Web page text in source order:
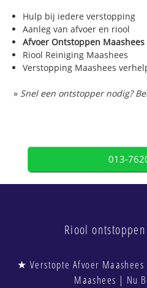
Hulp bij iedere verstopping
Aanleg van afvoer en riool
Afvoer Ontstoppen Maashees
Riool Reiniging Maashees
Verstopping Maashees
» Snel een ontstopper nodig?
013-
Riool
★ Verstopte Afvoer
Maashees | Nu